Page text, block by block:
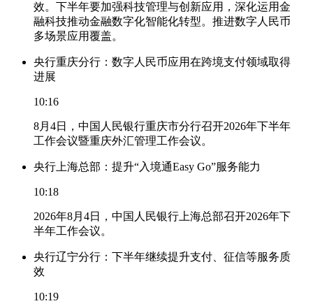
效。下半年要加强科技管理与创新应用，深化运用金
融科技推动金融数字化智能化转型。推进数字人民币
多场景应用覆盖。
央行重庆分行：数字人民币应用在跨境支付领域取得
进展
10:16
8月4日，中国人民银行重庆市分行召开2026年下半年
工作会议暨重庆外汇管理工作会议。
央行上海总部：提升“入境通Easy Go”服务能力
10:18
2026年8月4日，中国人民银行上海总部召开2026年下
半年工作会议。
央行辽宁分行：下半年继续提升支付、征信等服务质
效
10:19